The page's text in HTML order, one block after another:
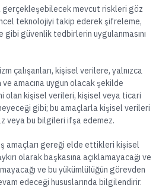
gerçekleşebilecek mevcut riskleri göz
teknolojiyi takip ederek şifreleme,
güvenlik tedbirlerin uygulanmasını
çalışanları, kişisel verilere, yalnızca
amacına uygun olacak şekilde
olan kişisel verileri, kişisel veya ticari
gibi; bu amaçlarla kişisel verileri
veya bu bilgileri ifşa edemez.
iş amaçları gereği elde ettikleri kişisel
olarak başkasına açıklamayacağı ve
ve bu yükümlülüğün görevden
edeceği hususlarında bilgilendirir.